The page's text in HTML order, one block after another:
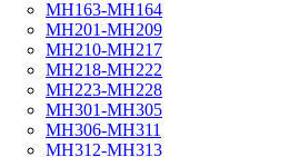
МН163-МН164
МН201-МН209
МН210-МН217
МН218-МН222
МН223-МН228
МН301-МН305
МН306-МН311
МН312-МН313